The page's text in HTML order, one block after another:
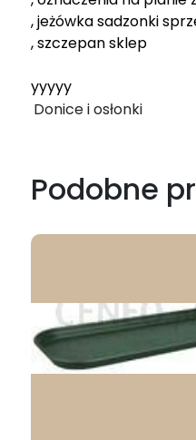
, jeżówka sadzonki
, szczepan sklep
yyyyy
Donice i osłonki
Podobne